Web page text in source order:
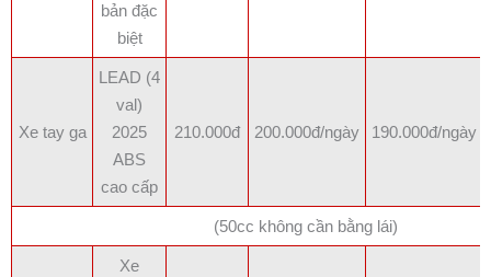
bản đặc
biệt
Xe tay ga
LEAD (4
val)
2025
ABS
cao cấp
210.000đ 200.000đ/ngày 190.000đ/ngày
(50cc không cần bằng lái)
Xe